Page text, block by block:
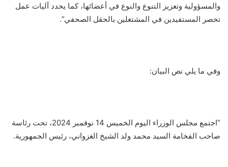
والمسؤولية وتعزيز التنوع والنوع في أعضائها، كما يحدد آليات عمل
تحصر المستفيدين في المشتغلين بالحقل الصحفي”.
وفي ما يلي نص البيان:
“اجتمع مجلس الوزراء اليوم الخميس 14 نوفمبر 2024، تحت رئاسة
صاحب الفخامة السيد محمد ولد الشيخ الغزواني، رئيس الجمهورية.